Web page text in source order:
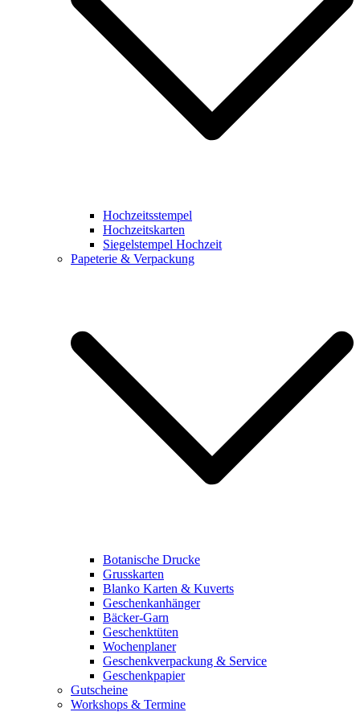
Hochzeitsstempel
Hochzeitskarten
Siegelstempel Hochzeit
Papeterie & Verpackung
Botanische Drucke
Grusskarten
Blanko Karten & Kuverts
Geschenkanhänger
Bäcker-Garn
Geschenktüten
Wochenplaner
Geschenkverpackung & Service
Geschenkpapier
Gutscheine
Workshops & Termine